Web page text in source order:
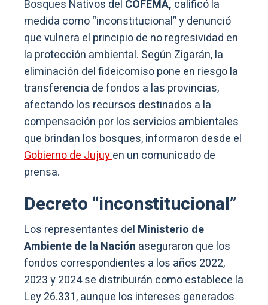
Bosques Nativos del COFEMA, calificó la
medida como “inconstitucional” y denunció
que vulnera el principio de no regresividad en
la protección ambiental. Según Zigarán, la
eliminación del fideicomiso pone en riesgo la
transferencia de fondos a las provincias,
afectando los recursos destinados a la
compensación por los servicios ambientales
que brindan los bosques, informaron desde el
Gobierno de Jujuyen un comunicado de
prensa.
Decreto “inconstitucional”
Los representantes del Ministerio de
Ambiente de la Nación aseguraron que los
fondos correspondientes a los años 2022,
2023 y 2024 se distribuirán como establece la
Ley 26.331, aunque los intereses generados